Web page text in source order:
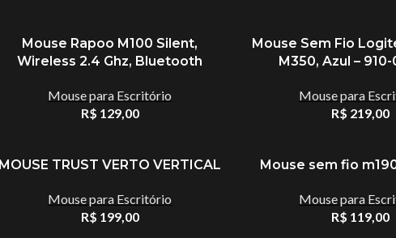
Mouse Rapoo M100 Silent,
Wireless 2.4 Ghz, Bluetooth
Mouse para Escritório
R$ 129,00
Mouse Sem Fio
M350, Azul –
Mouse para
R$ 219,00
MOUSE TRUST VERTO VERTICAL
Mouse para Escritório
R$ 199,00
Mouse sem fio
Mouse para
R$ 119,00